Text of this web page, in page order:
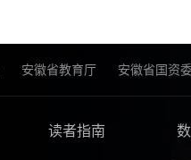
安徽省教育厅 安徽省国资
读者指南